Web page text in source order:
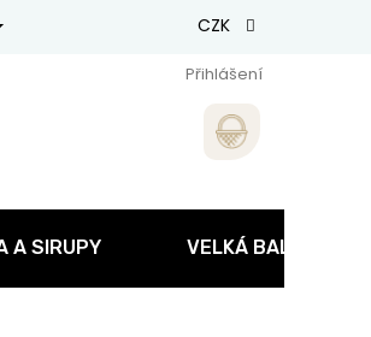
CZK
Přihlášení
A SIRUPY VELKÁ BALENÍ